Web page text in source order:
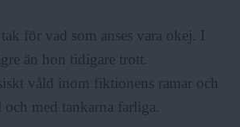
för vad som anses vara okej. I
än hon tidigare trott.
våld inom fiktionens ramar och
med tankarna farliga.